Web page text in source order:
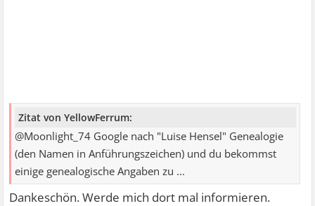
Zitat von YellowFerrum:
@Moonlight_74 Google nach "Luise Hensel" Genealogie
(den Namen in Anführungszeichen) und du bekommst
einige genealogische Angaben zu ...
Dankeschön. Werde mich dort mal informieren.